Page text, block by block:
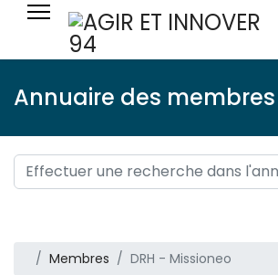
Annuaire des membres
Membres DRH - Missioneo